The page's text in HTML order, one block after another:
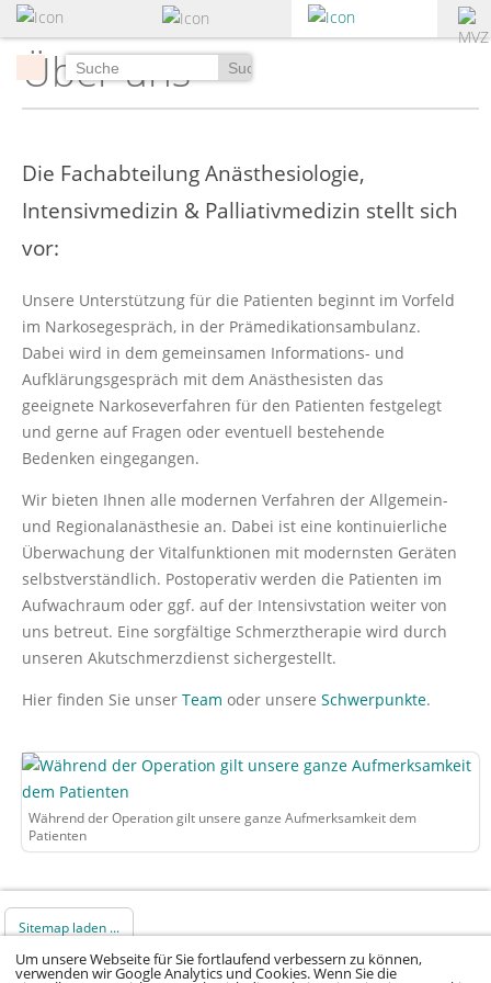
zum
Hauptinhalt
springenSuchen
Über uns
Die Fachabteilung Anästhesiologie,
Intensivmedizin & Palliativmedizin stellt sich
vor:
Unsere Unterstützung für die Patienten beginnt im Vorfeld
im Narkosegespräch, in der Prämedikationsambulanz.
Dabei wird in dem gemeinsamen Informations- und
Aufklärungsgespräch mit dem Anästhesisten das
geeignete Narkoseverfahren für den Patienten festgelegt
und gerne auf Fragen oder eventuell bestehende
Bedenken eingegangen.
Wir bieten Ihnen alle modernen Verfahren der Allgemein-
und Regionalanästhesie an. Dabei ist eine kontinuierliche
Überwachung der Vitalfunktionen mit modernsten Geräten
selbstverständlich. Postoperativ werden die Patienten im
Aufwachraum oder ggf. auf der Intensivstation weiter von
uns betreut. Eine sorgfältige Schmerztherapie wird durch
unseren Akutschmerzdienst sichergestellt.
Hier finden Sie unser Team oder unsere Schwerpunkte.
Während der Operation gilt unsere ganze Aufmerksamkeit dem
Patienten
Sitemap laden ...
Um unsere Webseite für Sie fortlaufend verbessern zu können,
verwenden wir Google Analytics und Cookies. Wenn Sie die